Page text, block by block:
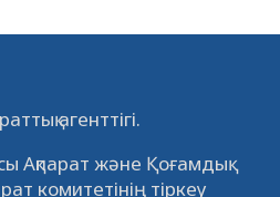
агенттігі.
Ақпарат және Қоғамдық
комитетінің тіркеу